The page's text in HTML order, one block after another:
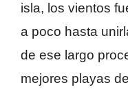
isla, los vientos
a poco hasta
de ese largo
mejores playas